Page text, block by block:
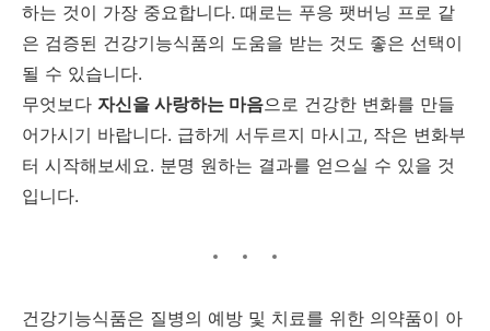
하는 것이 가장 중요합니다. 때로는 푸응 팻버닝 프로 같
은 검증된 건강기능식품의 도움을 받는 것도 좋은 선택이
될 수 있습니다.
무엇보다 자신을 사랑하는 마음으로 건강한 변화를 만들
어가시기 바랍니다. 급하게 서두르지 마시고, 작은 변화부
터 시작해보세요. 분명 원하는 결과를 얻으실 수 있을 것
입니다.
건강기능식품은 질병의 예방 및 치료를 위한 의약품이 아